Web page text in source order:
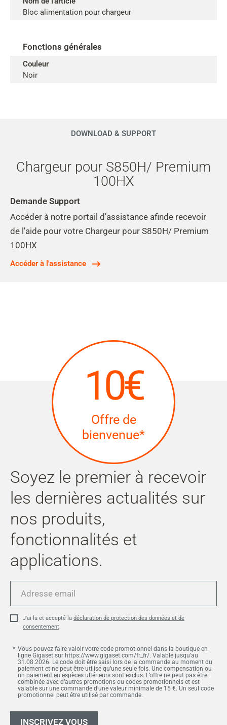
Bloc alimentation pour chargeur
Fonctions générales
Couleur
Noir
DOWNLOAD & SUPPORT
Chargeur pour S850H/ Premium
100HX
Demande Support
Accéder à notre portail d'assistance afinde recevoir
de l'aide pour votre Chargeur pour S850H/ Premium
100HX
Accéder à l'assistance
10€
Offre de
bienvenue*
Soyez le premier à recevoir
les dernières actualités sur
nos produits,
fonctionnalités et
applications.
email
J'ai lu et accepté la déclaration de protection des données et de
consentement.
Vous pouvez faire valoir votre code promotionnel dans la boutique en
ligne Gigaset sur https://www.gigaset.com/fr_fr/. Valable jusqu’au
31.08.2026. Le code doit être saisi lors de la commande au moment du
paiement et ne peut être utilisé qu’une seule fois. Une compensation ou
un paiement en espèces ultérieurs sont exclus. L’offre ne peut pas être
combinée avec d’autres promotions ou codes promotionnels et est
valable sur une commande d’une valeur minimale de 15 €. Un seul code
promotionnel peut être utilisé par commande.
INSCRIVEZ VOUS